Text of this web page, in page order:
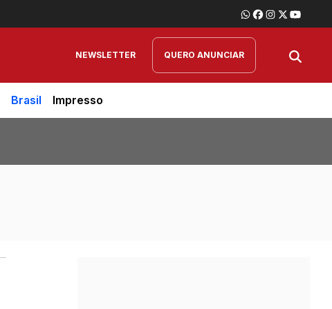
NEWSLETTER QUERO ANUNCIAR
Brasil Impresso